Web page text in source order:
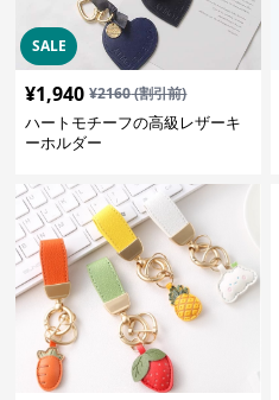
SALE
¥1,940 ¥2160(割引前)
ハートモチーフの高級レザーキ
ーホルダー